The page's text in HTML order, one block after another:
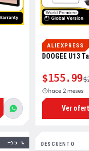
ALIEXPRESS
DOOGEE U13
$155.99
hace 2 meses
Ver
−55 % DESCUENTO